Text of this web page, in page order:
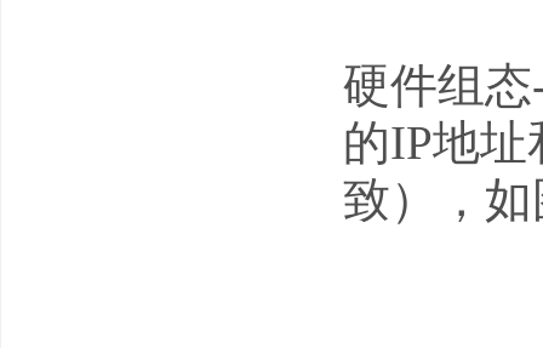
硬件组态
的IP地
致），如